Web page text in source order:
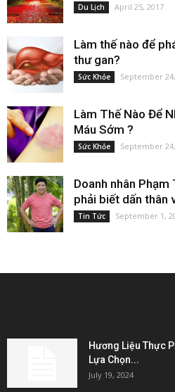
Du Lịch April 25, 2017
Làm thế nào để
thư gan?
Sức Khỏe September
Làm Thế Nào Để
Máu Sớm ?
Sức Khỏe September
Doanh nhân Phạm
phải biết dấn thân
Tin Tức September 1,
Hương Liệu Thực
Lựa Chọn...
July 19, 2024